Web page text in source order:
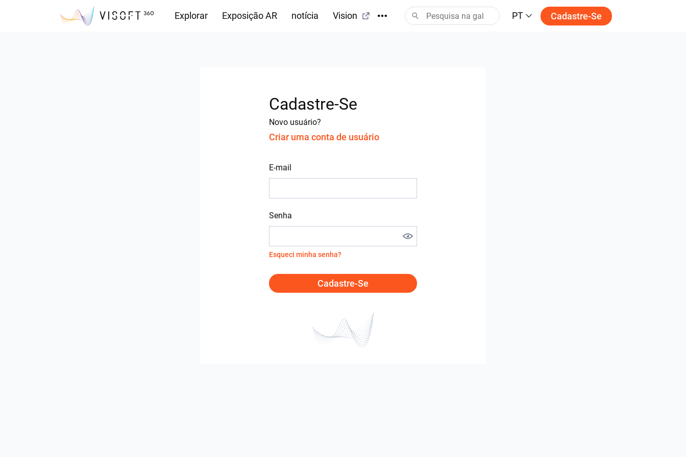
Explorar Exposição AR notícia Vision PT Cadastre-Se
Cadastre-Se
Novo usuário?
Criar uma conta de usuário
E-mail
Senha
Esqueci minha senha?
Cadastre-Se